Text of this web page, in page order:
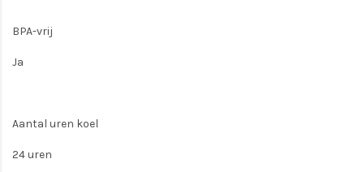
BPA-vrij
Ja
Aantal uren koel
24 uren